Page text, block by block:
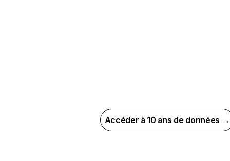
Accéder à 10 ans de données →